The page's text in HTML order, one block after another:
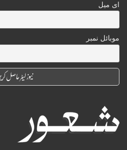
ای میل
موبائل نمبر